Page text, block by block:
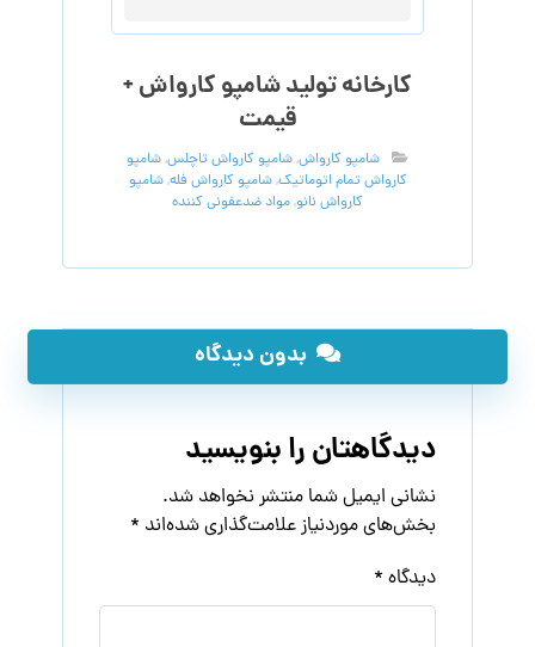
کارخانه تولید شامپو کارواش +
قیمت
شامپو کارواش,شامپو کارواش تاچلس,شامپو
کارواش تمام اتوماتیک,شامپو کارواش فله,شامپو
کارواش نانو,مواد ضدعفونی کننده
بدون دیدگاه
دیدگاهتان را بنویسید
نشانی ایمیل شما منتشر نخواهد شد.
بخش‌های موردنیاز علامت‌گذاری شده‌اند *
دیدگاه *